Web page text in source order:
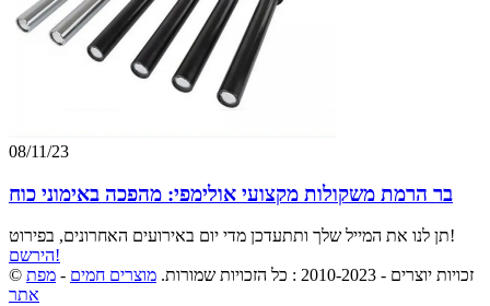
08/11/23
בר הרמת משקולות מקצועי אולימפי: מהפכה באימוני כוח
תן לנו את המייל שלך ותתעדכן מדי יום באירועים האחרונים, בפירוט!
הירשם!
© זכויות יוצרים - 2010-2023 : כל הזכויות שמורות.
מוצרים חמים - מפת
אתר